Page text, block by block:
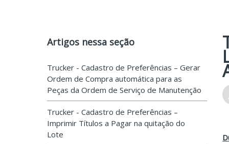
Artigos nessa seção
Trucker - Cadastro de Preferências – Gerar
Ordem de Compra automática para as
Peças da Ordem de Serviço de Manutenção
Trucker - Cadastro de Preferências –
Imprimir Títulos a Pagar na quitação do
Lote